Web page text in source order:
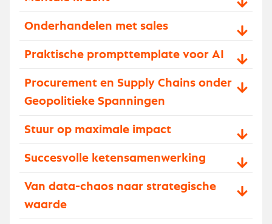
Onderhandelen met sales
Praktische prompttemplate voor AI
Procurement en Supply Chains onder
Geopolitieke Spanningen
Stuur op maximale impact
Succesvolle ketensamenwerking
Van data-chaos naar strategische
waarde